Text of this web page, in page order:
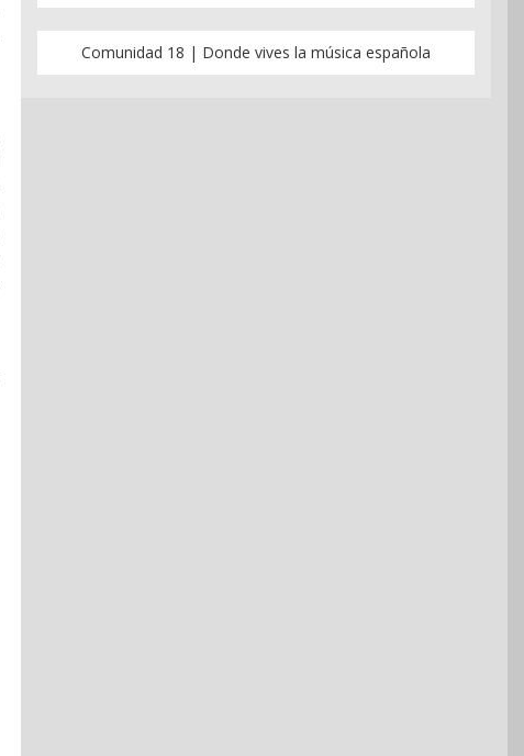
Comunidad 18 | Donde vives la música española